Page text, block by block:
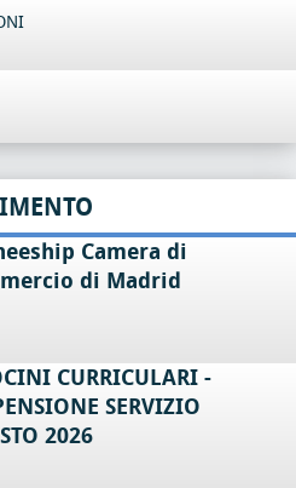
Camera di
di Madrid
CURRICULARI -
SERVIZIO
2026